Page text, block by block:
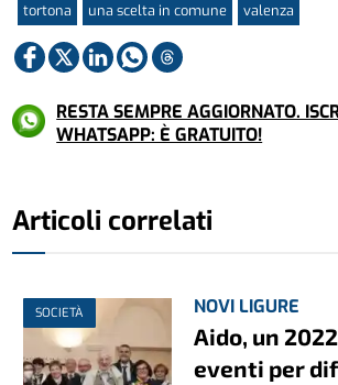
tortona
una scelta in comune valenza
RESTA SEMPRE AGGIORNATO.
WHATSAPP: È GRATUITO!
Articoli correlati
SOCIETÀ NOVI LIGURE
Aido, un
eventi per